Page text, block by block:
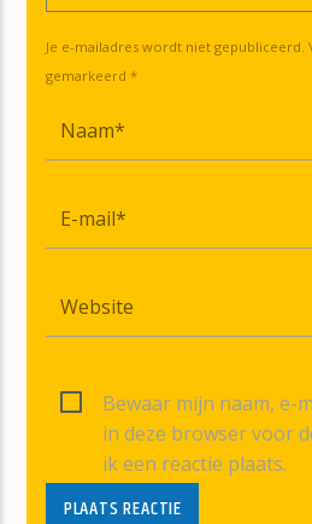
Je e-mailadres wordt niet gepubliceerd.
gemarkeerd *
Bewaar mijn naam, e-
in deze browser voor
ik een reactie plaats.